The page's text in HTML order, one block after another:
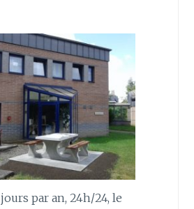
par an, 24h/24, le